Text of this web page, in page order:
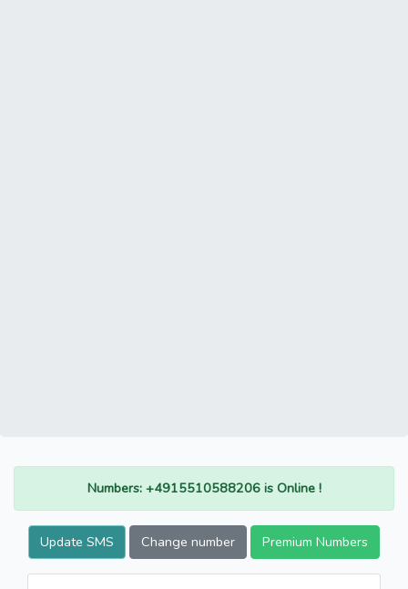
Numbers: +4915510588206 is Online !
Update SMS Change number Premium Numbers